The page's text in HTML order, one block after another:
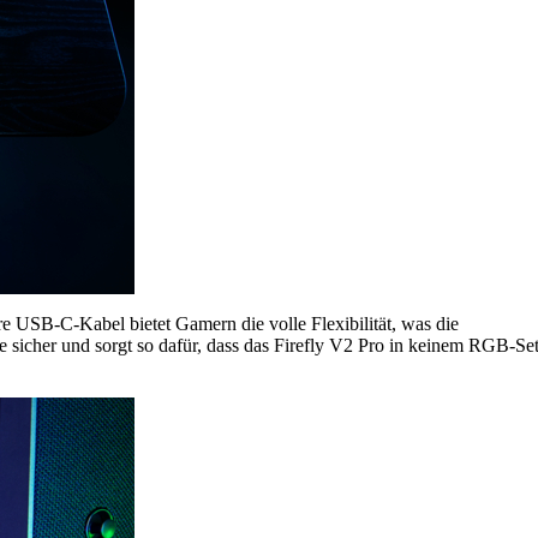
USB-C-Kabel bietet Gamern die volle Flexibilität, was die
sicher und sorgt so dafür, dass das Firefly V2 Pro in keinem RGB-